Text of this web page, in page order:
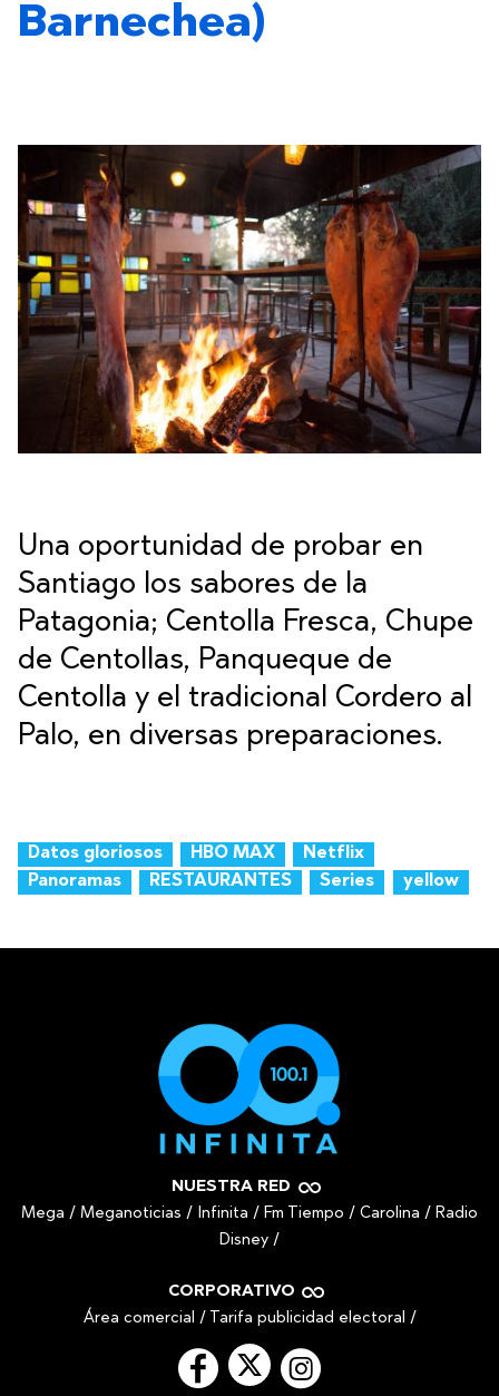
Barnechea)
Una oportunidad de probar en
Santiago los sabores de la
Patagonia; Centolla Fresca, Chupe
de Centollas, Panqueque de
Centolla y el tradicional Cordero al
Palo, en diversas preparaciones.
Datos gloriosos HBO MAX
Netflix
Panoramas
RESTAURANTES Series yellow
NUESTRA RED
Mega / Meganoticias / Infinita / Fm Tiempo / Carolina / Radio
Disney /
CORPORATIVO
Área comercial / Tarifa publicidad electoral /